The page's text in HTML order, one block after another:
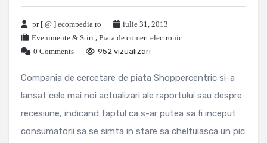
pr [ @ ] ecompedia ro
iulie 31, 2013
Evenimente & Stiri , Piata de comert electronic
0 Comments
952 vizualizari
Compania de cercetare de piata Shoppercentric si-a
lansat cele mai noi actualizari ale raportului sau despre
recesiune, indicand faptul ca s-ar putea sa fi inceput
consumatorii sa se simta in stare sa cheltuiasca un pic